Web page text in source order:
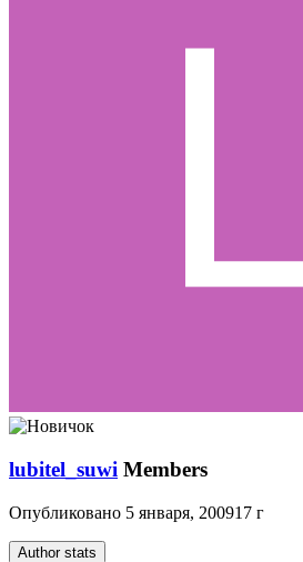
lubitel_suwi Members
Опубликовано 5 января, 200917 г
Author stats